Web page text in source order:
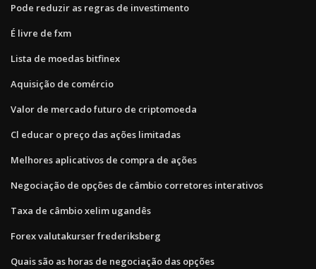
Pode reduzir as regras de investimento
É livre de fxm
Lista de moedas bitfinex
Aquisição de comércio
Valor de mercado futuro de criptomoeda
Cl educar o preço das ações limitadas
Melhores aplicativos de compra de ações
Negociação de opções de câmbio corretores interativos
Taxa de câmbio xelim ugandês
Forex valutakurser frederiksberg
Quais são as horas de negociação das opções